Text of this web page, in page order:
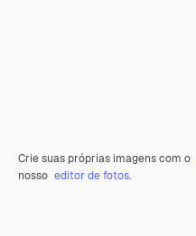
Crie suas próprias imagens com o
nosso editor de fotos.